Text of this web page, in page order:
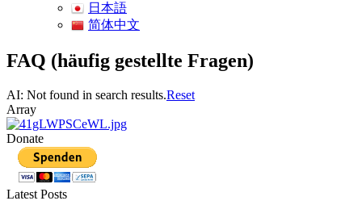
日本語
简体中文
FAQ (häufig gestellte Fragen)
AI: Not found in search results.Reset
Array
Donate
Latest Posts